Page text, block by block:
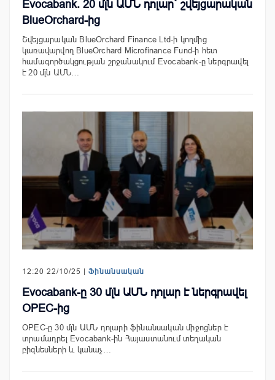
Evocabank. 20 մլն ԱՄՆ դոլար` շվեյցարական
BlueOrchard-ից
Շվեյցարական BlueOrchard Finance Ltd-ի կողմից
կառավարվող BlueOrchard Microfinance Fund-ի հետ
համագործակցության շրջանակում Evocabank-ը ներգրավել
է 20 մլն ԱՄՆ…
12:20 22/10/25 | Ֆինանսական
Evocabank-ը 30 մլն ԱՄՆ դոլար է ներգրավել
OPEC-ից
OPEC-ը 30 մլն ԱՄՆ դոլարի ֆինանսական միջոցներ է
տրամադրել Evocabank-ին Հայաստանում տեղական
բիզնեսների և կանաչ…